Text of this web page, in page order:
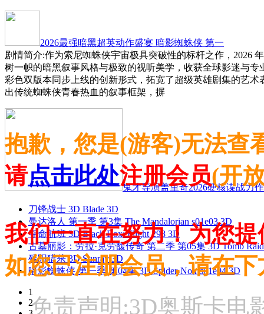
2026最强暗黑超英动作盛宴 暗影蜘蛛侠 第一
剧情简介:作为索尼蜘蛛侠宇宙极具突破性的标杆之作，2026
树一帜的暗黑叙事风格与极致的视听美学，收获全球影迷与
彩色双版本同步上线的创新形式，拓宽了超级英雄剧集的艺
出传统蜘蛛侠青春热血的叙事框架，摒
鬼才导演盖里奇2026硬核谍战力
刀锋战士 3D Blade 3D
曼达洛人 第一季 第3集 The Mandalorian s01e03 3D
夺命航班 3D Black Box: Flight 298 3D
古墓丽影：劳拉·克劳馥传奇 第二季 第05集 3D Tomb
残阳猎杀 3D Sunray 3D
暗影蜘蛛侠 第一季 第04集 3D Spider-Noir s01e04 3D
1
2
抱歉，您是(游客)无法查
请点击此处注册会员(开
我们一直在努力！为您
如您已注册会员，请在
免责声明:3D奥斯卡电